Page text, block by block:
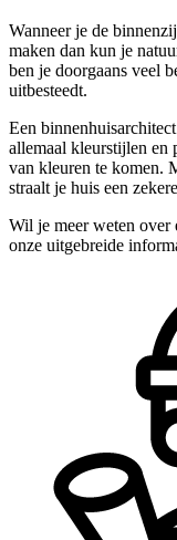
Wanneer je de
maken dan kun je
ben je doorgaans veel
uitbesteedt.
Een
allemaal kleurstijlen en
van kleuren te komen.
straalt je huis een
Wil je meer weten over
onze uitgebreide